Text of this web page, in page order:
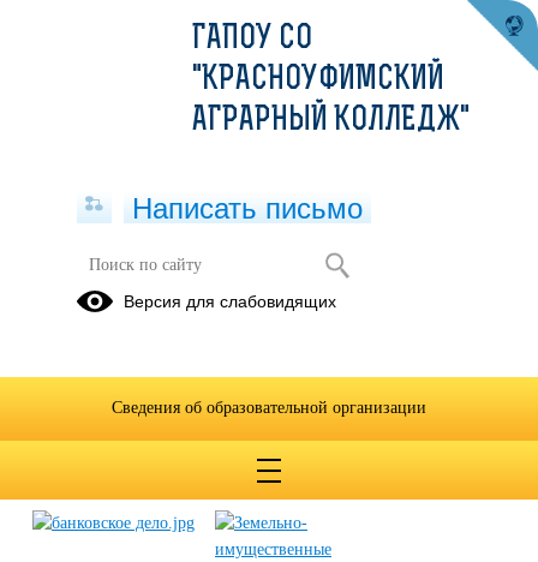
28 января - 3 декабря
ГАПОУ СО
"КРАСНОУФИМСКИЙ
АГРАРНЫЙ КОЛЛЕДЖ"
Написать письмо
Версия для слабовидящих
Сведения об образовательной организации